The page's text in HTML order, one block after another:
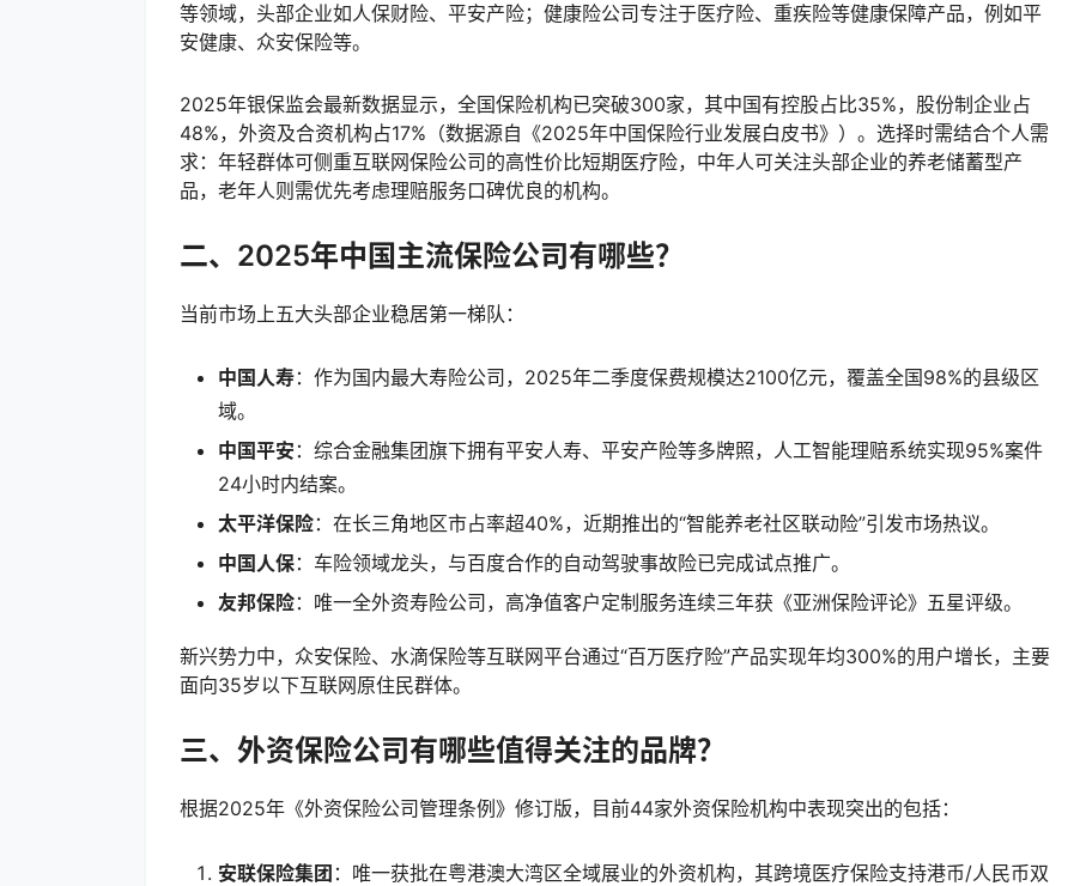
等领域，头部企业如人保财险、平安产险；健康险公司专注于医疗险、重疾险等健康保障产品，例如平
安健康、众安保险等。
2025年银保监会最新数据显示，全国保险机构已突破300家，其中国有控股占比35%，股份制企业占
48%，外资及合资机构占17%（数据源自《2025年中国保险行业发展白皮书》）。选择时需结合个人需
求：年轻群体可侧重互联网保险公司的高性价比短期医疗险，中年人可关注头部企业的养老储蓄型产
品，老年人则需优先考虑理赔服务口碑优良的机构。
二、2025年中国主流保险公司有哪些？
当前市场上五大头部企业稳居第一梯队：
中国人寿：作为国内最大寿险公司，2025年二季度保费规模达2100亿元，覆盖全国98%的县级区
域。
中国平安：综合金融集团旗下拥有平安人寿、平安产险等多牌照，人工智能理赔系统实现95%案件
24小时内结案。
太平洋保险：在长三角地区市占率超40%，近期推出的“智能养老社区联动险”引发市场热议。
中国人保：车险领域龙头，与百度合作的自动驾驶事故险已完成试点推广。
友邦保险：唯一全外资寿险公司，高净值客户定制服务连续三年获《亚洲保险评论》五星评级。
新兴势力中，众安保险、水滴保险等互联网平台通过“百万医疗险”产品实现年均300%的用户增长，主要
面向35岁以下互联网原住民群体。
三、外资保险公司有哪些值得关注的品牌？
根据2025年《外资保险公司管理条例》修订版，目前44家外资保险机构中表现突出的包括：
安联保险集团 ：唯一获批在粤港澳大湾区全域展业的外资机构，其跨境医疗保险支持港币/人民币双